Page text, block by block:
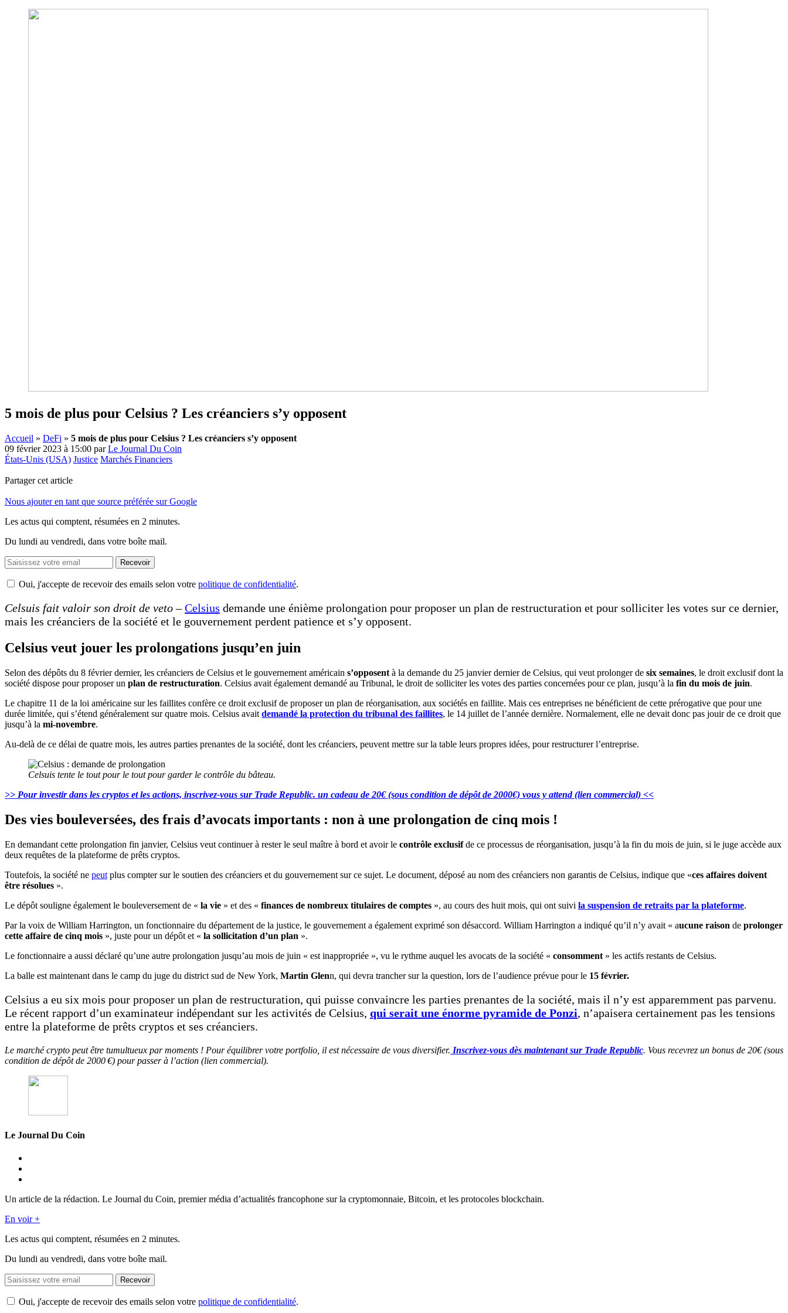
5 mois de plus pour Celsius ? Les créanciers s’y opposent
Accueil » DeFi » 5 mois de plus pour Celsius ? Les créanciers s’y opposent
09 février 2023 à 15:00 parLe Journal Du Coin
États-Unis (USA) Justice Marchés Financiers
Partager cet article
Nous ajouter en tant que source préférée sur Google
Les actus qui comptent, résumées en 2 minutes.
Du lundi au vendredi, dans votre boîte mail.
Recevoir
Oui, j'accepte de recevoir des emails selon votre politique de confidentialité.
Celsuis fait valoir son droit de veto–Celsius demande une énième prolongation pour proposer un plan de restructuration et pour solliciter les votes sur ce dernier,
mais les créanciers de la société et le gouvernement perdent patience et s’y opposent.
Celsius veut jouer les prolongations jusqu’en juin
Selon des dépôts du 8 février dernier, les créanciers de Celsius et le gouvernement américain s’opposent à la demande du 25 janvier dernier de Celsius, qui veut prolonger de six semaines, le droit exclusif dont la
société dispose pour proposer un plan de restructuration. Celsius avait également demandé au Tribunal, le droit de solliciter les votes des parties concernées pour ce plan, jusqu’à la fin du mois de juin.
Le chapitre 11 de la loi américaine sur les faillites confère ce droit exclusif de proposer un plan de réorganisation, aux sociétés en faillite. Mais ces entreprises ne bénéficient de cette prérogative que pour une
durée limitée, qui s’étend généralement sur quatre mois. Celsius avait demandé la protection du tribunal des faillites, le 14 juillet de l’année dernière. Normalement, elle ne devait donc pas jouir de ce droit que
jusqu’à la mi-novembre.
Au-delà de ce délai de quatre mois, les autres parties prenantes de la société, dont les créanciers, peuvent mettre sur la table leurs propres idées, pour restructurer l’entreprise.
Celsuis tente le tout pour le tout pour garder le contrôle du bâteau.
>> Pour investir dans les cryptos et les actions, inscrivez-vous sur Trade Republic. un cadeau de 20€ (sous condition de dépôt de 2000€) vous y attend (lien commercial) <<
Des vies bouleversées, des frais d’avocats importants : non à une prolongation de cinq mois !
En demandant cette prolongation fin janvier, Celsius veut continuer à rester le seul maître à bord et avoir le contrôle exclusifde ce processus de réorganisation, jusqu’à la fin du mois de juin, si le juge accède aux
deux requêtes de la plateforme de prêts cryptos.
Toutefois, la société ne peut plus compter sur le soutien des créanciers et du gouvernement sur ce sujet. Le document, déposé au nom des créanciers non garantis de Celsius, indique que «ces affaires doivent
être résolues ».
Le dépôt souligne également le bouleversement de « la vie » et des « finances de nombreux titulaires de comptes », au cours des huit mois, qui ont suivi la suspension de retraits par la plateforme.
Par la voix de William Harrington, un fonctionnaire du département de la justice, le gouvernement a également exprimé son désaccord. William Harrington a indiqué qu’il n’y avait « aucune raison de prolonger
cette affaire de cinq mois », juste pour un dépôt et « la sollicitation d’un plan ».
Le fonctionnaire a aussi déclaré qu’une autre prolongation jusqu’au mois de juin « est inappropriée », vu le rythme auquel les avocats de la société « consomment » les actifs restants de Celsius.
La balle est maintenant dans le camp du juge du district sud de New York, Martin Glenn, qui devra trancher sur la question, lors de l’audience prévue pour le 15 février.
Celsius a eu six mois pour proposer un plan de restructuration, qui puisse convaincre les parties prenantes de la société, mais il n’y est apparemment pas parvenu.
Le récent rapport d’un examinateur indépendant sur les activités de Celsius, qui serait une énorme pyramide de Ponzi, n’apaisera certainement pas les tensions
entre la plateforme de prêts cryptos et ses créanciers.
Le marché crypto peut être tumultueux par moments ! Pour équilibrer votre portfolio, il est nécessaire de vous diversifier. Inscrivez-vous dès maintenant sur Trade Republic. Vous recevrez un bonus de 20€ (sous
condition de dépôt de 2000 €) pour passer à l’action (lien commercial).
Le Journal Du Coin
Un article de la rédaction. Le Journal du Coin, premier média d’actualités francophone sur la cryptomonnaie, Bitcoin, et les protocoles blockchain.
En voir +
Les actus qui comptent, résumées en 2 minutes.
Du lundi au vendredi, dans votre boîte mail.
Recevoir
Oui, j'accepte de recevoir des emails selon votre politique de confidentialité.